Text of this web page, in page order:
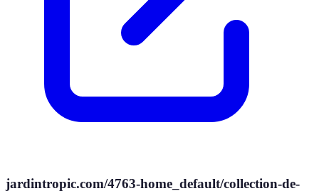
jardintropic.com/4763-home_default/collection-de-